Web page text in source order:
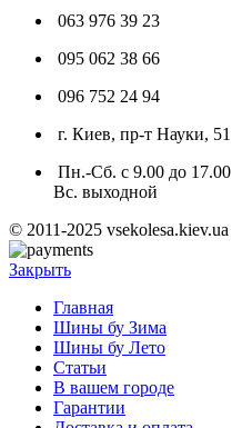
063 976 39 23
095 062 38 66
096 752 24 94
г. Киев, пр-т Науки, 51
Пн.-Сб. с 9.00 до 17.00
Вс. выходной
© 2011-2025 vsekolesa.kiev.ua
Закрыть
Главная
Шины бу Зима
Шины бу Лето
Статьи
В вашем городе
Гарантии